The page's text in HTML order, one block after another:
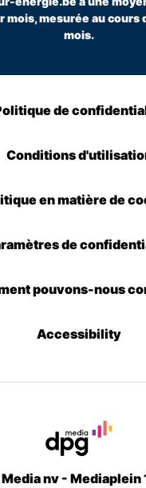
mois, mesurée au cours
mois.
de
Conditions
en matière de
de
pouvons-nous
Accessibility
Media nv - Mediaplein